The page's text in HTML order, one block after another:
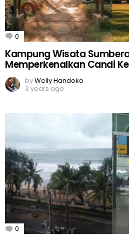
0 Comments
Kampung Wisata
Memperkenalkan Candi
byWelly Handoko
3 years ago
0 Comments